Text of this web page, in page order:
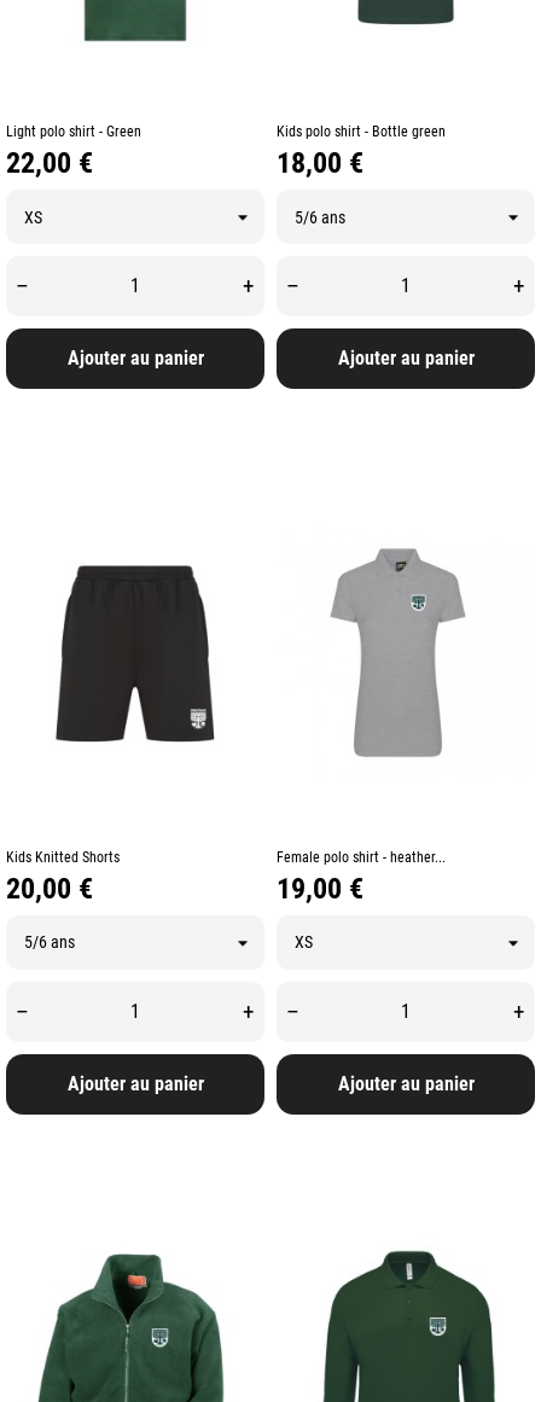
Light polo shirt - Green
Prix
22,00 €
– +
Ajouter au panier
Kids polo shirt - Bottle green
Prix
18,00 €
– +
Ajouter au panier
Kids Knitted Shorts
Prix
20,00 €
– +
Ajouter au panier
Female polo shirt - heather...
Prix
19,00 €
– +
Ajouter au panier